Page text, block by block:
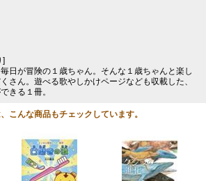
]
日が冒険の１歳ちゃん。そんな１歳ちゃんと楽し
さん。遊べる歌やしかけページなども収載した、
きる１冊。
こんな商品もチェックしています。